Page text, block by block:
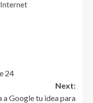
Internet
24
Next:
Google tu idea para